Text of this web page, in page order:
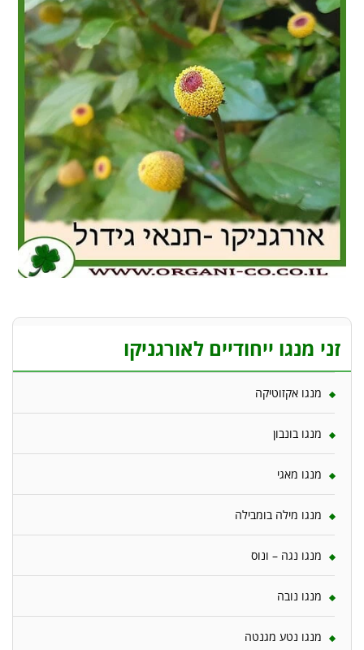
זני מנגו ייחודיים לאורגניקו
מנגו אקזוטיקה
מנגו בונבון
מנגו מאגי
מנגו מילה בומבילה
מנגו נגה – ונוס
מנגו נובה
מנגו נטע מגנטה